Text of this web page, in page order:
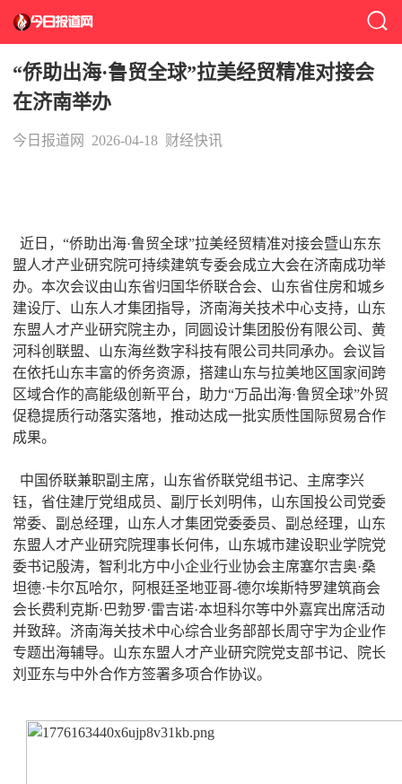
“侨助出海·鲁贸全球”拉美经贸精准对接会
在济南举办
今日报道网 2026-04-18 财经快讯
近日，“侨助出海·鲁贸全球”拉美经贸精准对接会暨山东东
盟人才产业研究院可持续建筑专委会成立大会在济南成功举
办。本次会议由山东省归国华侨联合会、山东省住房和城乡
建设厅、山东人才集团指导，济南海关技术中心支持，山东
东盟人才产业研究院主办，同圆设计集团股份有限公司、黄
河科创联盟、山东海丝数字科技有限公司共同承办。会议旨
在依托山东丰富的侨务资源，搭建山东与拉美地区国家间跨
区域合作的高能级创新平台，助力“万品出海·鲁贸全球”外贸
促稳提质行动落实落地，推动达成一批实质性国际贸易合作
成果。
中国侨联兼职副主席，山东省侨联党组书记、主席李兴
钰，省住建厅党组成员、副厅长刘明伟，山东国投公司党委
常委、副总经理，山东人才集团党委委员、副总经理，山东
东盟人才产业研究院理事长何伟，山东城市建设职业学院党
委书记殷涛，智利北方中小企业行业协会主席塞尔吉奥·桑
坦德·卡尔瓦哈尔，阿根廷圣地亚哥-德尔埃斯特罗建筑商会
会长费利克斯·巴勃罗·雷吉诺·本坦科尔等中外嘉宾出席活动
并致辞。济南海关技术中心综合业务部部长周守宇为企业作
专题出海辅导。山东东盟人才产业研究院党支部书记、院长
刘亚东与中外合作方签署多项合作协议。